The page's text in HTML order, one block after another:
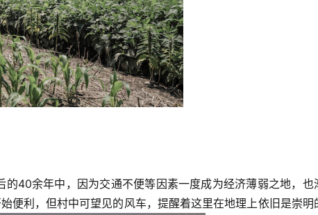
40余年中，因为交通不便等因素一度成为经济薄弱之地，也
便利，但村中可望见的风车，提醒着这里在地理上依旧是崇明